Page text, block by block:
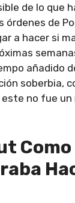
de lo que
órdenes de
a hacer si
añadido
soberbia,
no fue un